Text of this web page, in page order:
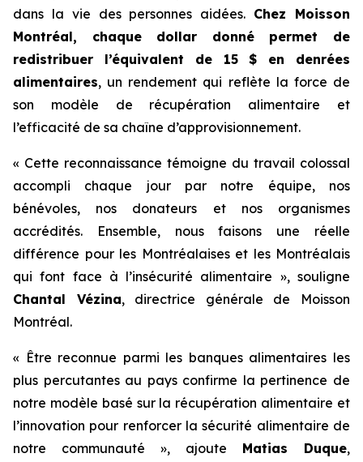
dans la vie des personnes aidées. Chez Moisson
Montréal, chaque dollar donné permet de
redistribuer l’équivalent de 15 $ en denrées
alimentaires, un rendement qui reflète la force de
son modèle de récupération alimentaire et
l’efficacité de sa chaîne d’approvisionnement.
« Cette reconnaissance témoigne du travail colossal
accompli chaque jour par notre équipe, nos
bénévoles, nos donateurs et nos organismes
accrédités. Ensemble, nous faisons une réelle
différence pour les Montréalaises et les Montréalais
qui font face à l’insécurité alimentaire », souligne
Chantal Vézina, directrice générale de Moisson
Montréal.
« Être reconnue parmi les banques alimentaires les
plus percutantes au pays confirme la pertinence de
notre modèle basé sur la récupération alimentaire et
l’innovation pour renforcer la sécurité alimentaire de
notre communauté », ajoute Matias Duque,